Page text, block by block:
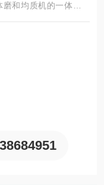
和均质机的一体化设
曼双端面机械密封，并
同细胞破碎要求，合适
活。